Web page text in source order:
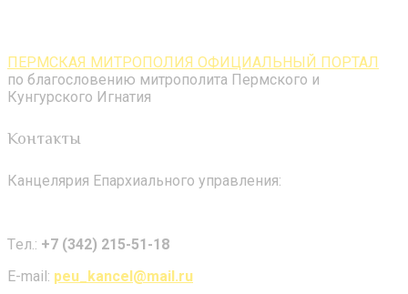
ПЕРМСКАЯ МИТРОПОЛИЯ ОФИЦИАЛЬНЫЙ ПОРТАЛ
по благословению митрополита Пермского и
Кунгурского Игнатия
Контакты
Канцелярия Епархиального управления:
Tел.: +7 (342) 215-51-18
E-mail: peu_kancel@mail.ru